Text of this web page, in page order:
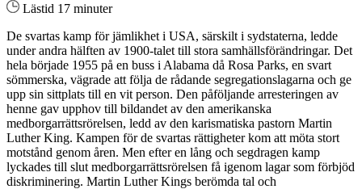
Lästid 17 minuter
De svartas kamp för jämlikhet i USA, särskilt i sydstaterna, ledde
under andra hälften av 1900-talet till stora samhällsförändringar. Det
hela började 1955 på en buss i Alabama då Rosa Parks, en svart
sömmerska, vägrade att följa de rådande segregationslagarna och ge
upp sin sittplats till en vit person. Den påföljande arresteringen av
henne gav upphov till bildandet av den amerikanska
medborgarrättsrörelsen, ledd av den karismatiska pastorn Martin
Luther King. Kampen för de svartas rättigheter kom att möta stort
motstånd genom åren. Men efter en lång och segdragen kamp
lyckades till slut medborgarrättsrörelsen få igenom lagar som förbjöd
diskriminering. Martin Luther Kings berömda tal och